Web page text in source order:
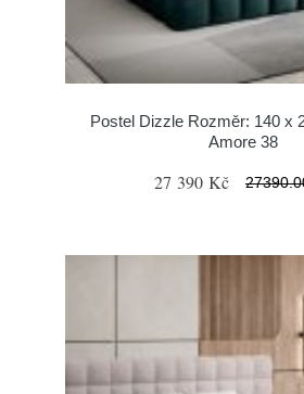
Postel Dizzle Rozměr: 140 x
Amore 38
27 390 Kč